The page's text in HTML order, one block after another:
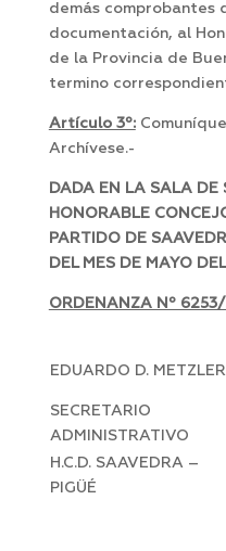
demás comprobantes
documentación, al
de la Provincia de
termino
Artículo 3º:
Archívese.-
DADA EN LA SALA DE
HONORABLE
PARTIDO DE
DEL MES DE MAYO
ORDENANZA Nº
EDUARDO D. METZLER
SECRETARIO
ADMINISTRATIVO
H.C.D. SAAVEDRA –
PIGÜÉ